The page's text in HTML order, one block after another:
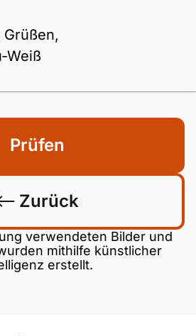
Weiß
Zurück
Prüfen
verwendeten Bilder und
mithilfe künstlicher
erstellt.